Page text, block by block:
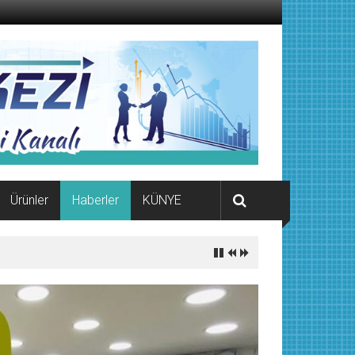
Ürünler Haberler KÜNYE